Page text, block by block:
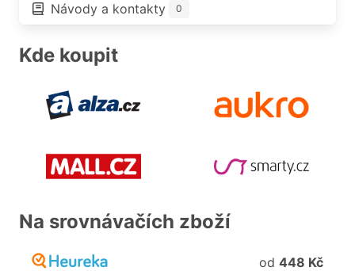
Návody a kontakty 0
Kde koupit
Na srovnávačích zboží
od 448 Kč